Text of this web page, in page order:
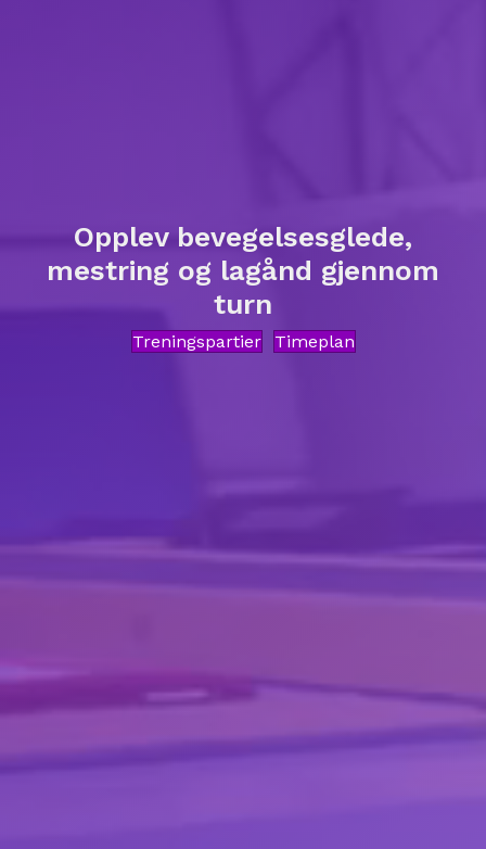
Opplev bevegelsesglede,
mestring og lagånd gjennom
turn
Treningspartier Timeplan